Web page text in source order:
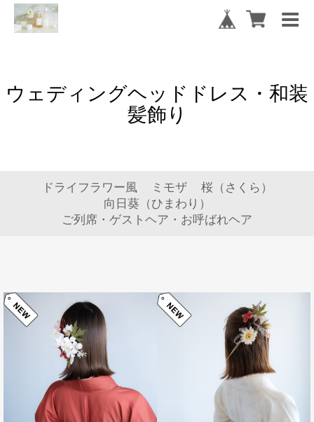
ウェディングヘッドドレス・和装
髪飾り
ドライフラワー風 ミモザ
桜（さくら）
向日葵（ひまわり）
ご列席・ゲストヘア・お呼ばれヘア